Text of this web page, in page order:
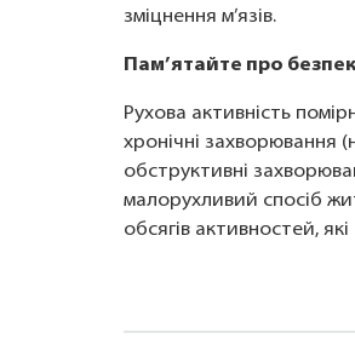
зміцнення м’язів.
Пам’ятайте про
Рухова активність
хронічні захворювання
обструктивні
малорухливий спосіб
обсягів активностей, які